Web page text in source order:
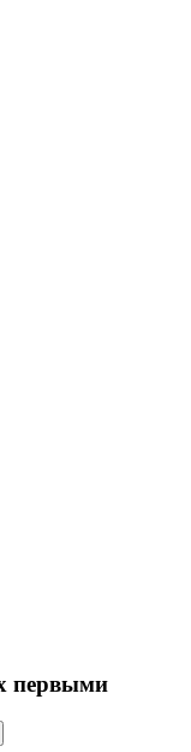
первыми